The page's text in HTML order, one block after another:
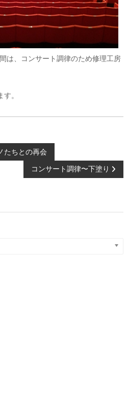
は、コンサート調律のため修理工房
。
たちとの再会
コンサート調律〜下塗り